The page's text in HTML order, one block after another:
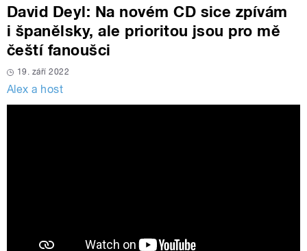
David Deyl: Na novém CD sice zpívám
i španělsky, ale prioritou jsou pro mě
čeští fanoušci
19. září 2022
Alex a host